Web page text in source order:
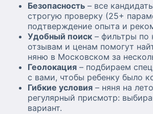
Безопасность – все
строгую проверку (25+
подтверждение опыта и
Удобный поиск – фильтры по
отзывам и ценам помогут
няню в Московском за
Геолокация – подбираем
с вами, чтобы ребенку было
Гибкие условия – няня на
регулярный присмотр:
вариант.